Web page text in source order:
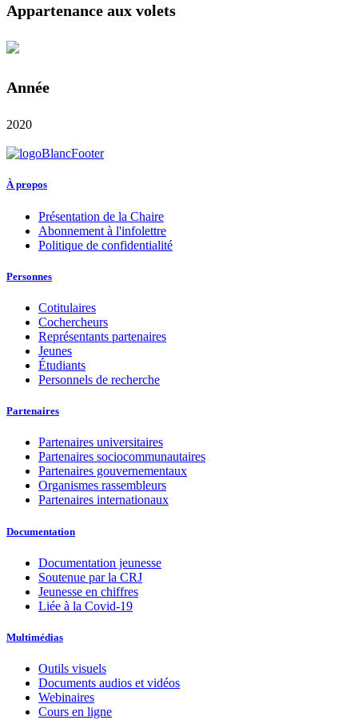
Appartenance aux volets
Année
2020
À propos
Présentation de la Chaire
Abonnement à l'infolettre
Politique de confidentialité
Personnes
Cotitulaires
Cochercheurs
Représentants partenaires
Jeunes
Étudiants
Personnels de recherche
Partenaires
Partenaires universitaires
Partenaires sociocommunautaires
Partenaires gouvernementaux
Organismes rassembleurs
Partenaires internationaux
Documentation
Documentation jeunesse
Soutenue par la CRJ
Jeunesse en chiffres
Liée à la Covid-19
Multimédias
Outils visuels
Documents audios et vidéos
Webinaires
Cours en ligne